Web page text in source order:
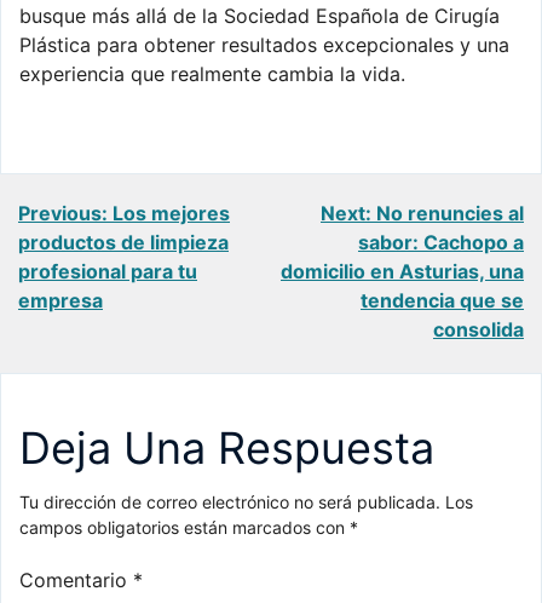
busque más allá de la Sociedad Española de Cirugía
Plástica para obtener resultados excepcionales y una
experiencia que realmente cambia la vida.
Navegación
de
entradas
Previous: Los mejores
productos de limpieza
profesional para tu
empresa
Next: No renuncies al
sabor: Cachopo a
domicilio en Asturias, una
tendencia que se
consolida
Deja Una Respuesta
Tu dirección de correo electrónico no será publicada. Los
campos obligatorios están marcados con *
Comentario *